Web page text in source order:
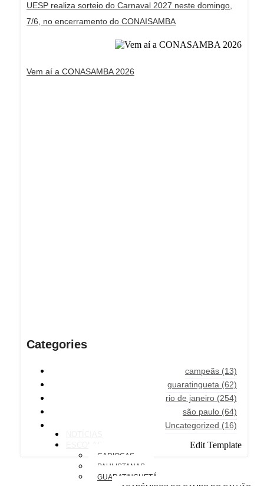
UESP realiza sorteio do Carnaval 2027 neste domingo,
7/6, no encerramento do CONAISAMBA
Vem aí a CONASAMBA 2026
Categories
campeãs (13)
guaratingueta (62)
rio de janeiro (254)
são paulo (64)
Uncategorized (16)
Edit Template
CARIOCAS
PAULISTANAS
GUARATINGUETÁ